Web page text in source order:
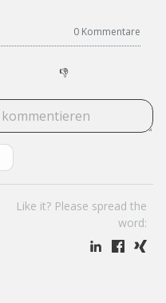
0 Kommentare
👎
Like it? Please spread the
word: